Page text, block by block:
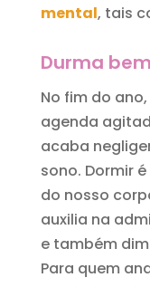
mental, tais
Durma bem
No fim do
agenda
acaba
sono. Dormir
do nosso
auxilia na
e também
Para quem